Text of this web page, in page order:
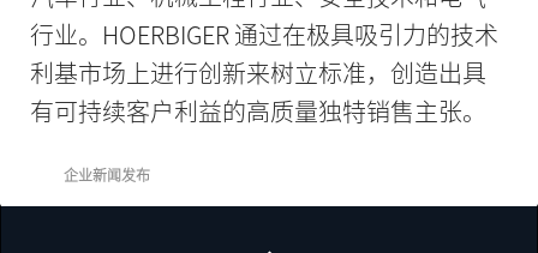
行业。HOERBIGER 通过在极具吸引力的技术
利基市场上进行创新来树立标准，创造出具
有可持续客户利益的高质量独特销售主张。
企业新闻发布